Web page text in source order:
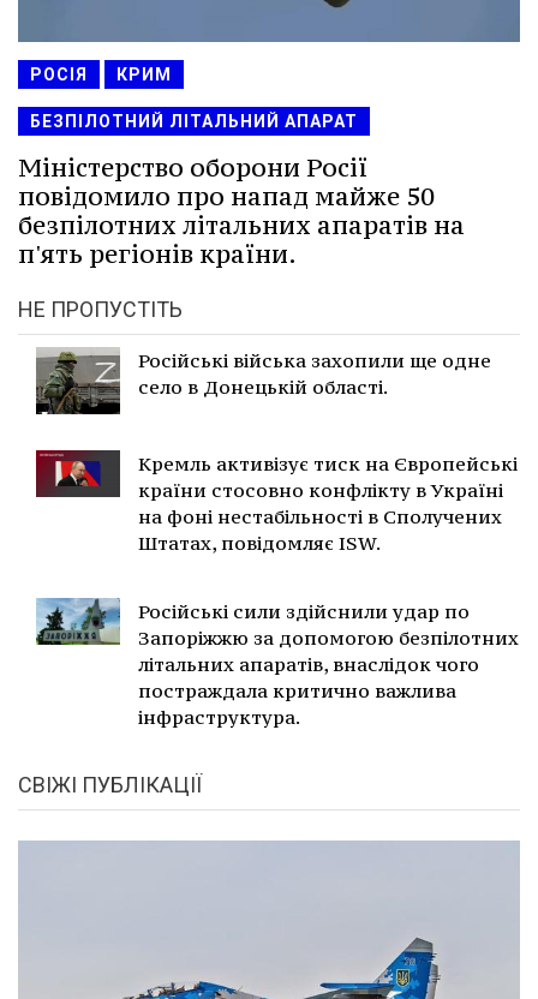
РОСІЯ КРИМ
БЕЗПІЛОТНИЙ ЛІТАЛЬНИЙ АПАРАТ
Міністерство оборони Росії
повідомило про напад майже 50
безпілотних літальних апаратів на
п'ять регіонів країни.
НЕ ПРОПУСТІТЬ
Російські війська захопили ще одне
село в Донецькій області.
Кремль активізує тиск на Європейські
країни стосовно конфлікту в Україні
на фоні нестабільності в Сполучених
Штатах, повідомляє ISW.
Російські сили здійснили удар по
Запоріжжю за допомогою безпілотних
літальних апаратів, внаслідок чого
постраждала критично важлива
інфраструктура.
СВІЖІ ПУБЛІКАЦІЇ